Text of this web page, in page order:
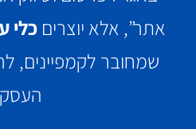
אתר”, אלא יוצרים כלי
שמחובר לקמפיינים,